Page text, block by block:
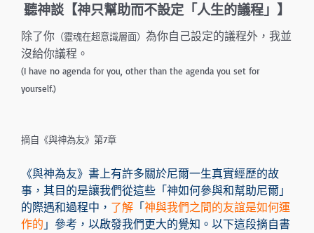
聽神談【神只幫助而不設定「人生的議程」】
除了你 （靈魂在超意識層面） 為你自己設定的議程外，我並
沒給你議程。
(I have no agenda for you, other than the agenda you set for
yourself.)
摘自《與神為友》第7章
《與神為友》書上有許多關於尼爾一生真實經歷的故
事，其目的是讓我們從這些「神如何參與和幫助尼爾」
的際遇和過程中， 了解 「神與我們之間的友誼是如何運
作的 」參考，以啟發我們更大的覺知。以下這段摘自書